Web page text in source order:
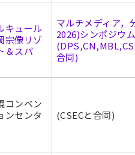
キュール
宗像リゾ
＆スパ
マルチメディア，
2026)シンポジウ
合同)
コンベン
ンセンタ
(CSECと合同)